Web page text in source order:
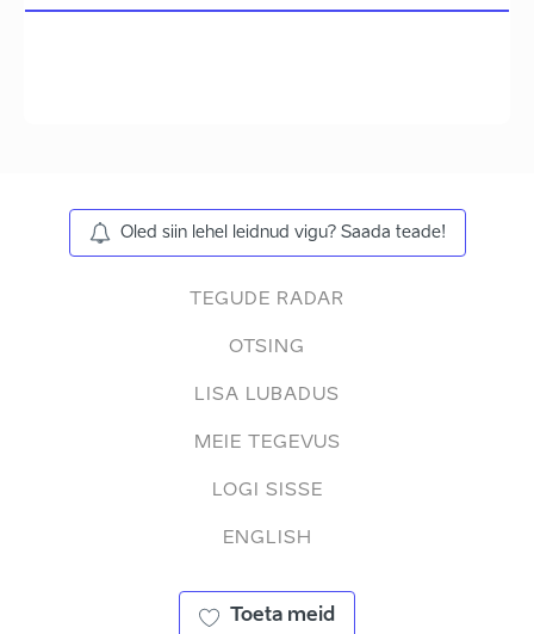
Oled siin lehel leidnud vigu? Saada teade!
TEGUDE RADAR
OTSING
LISA LUBADUS
MEIE TEGEVUS
LOGI SISSE
ENGLISH
Toeta meid